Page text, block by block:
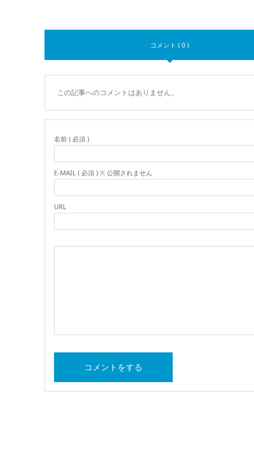
コメント ( 0 )
この記事へのコメントはありません。
名前 ( 必須 )
E-MAIL ( 必須 ) ※ 公開されません
URL